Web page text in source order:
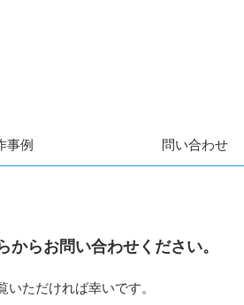
事例 問い合わせ
らお問い合わせください。
ただければ幸いです。